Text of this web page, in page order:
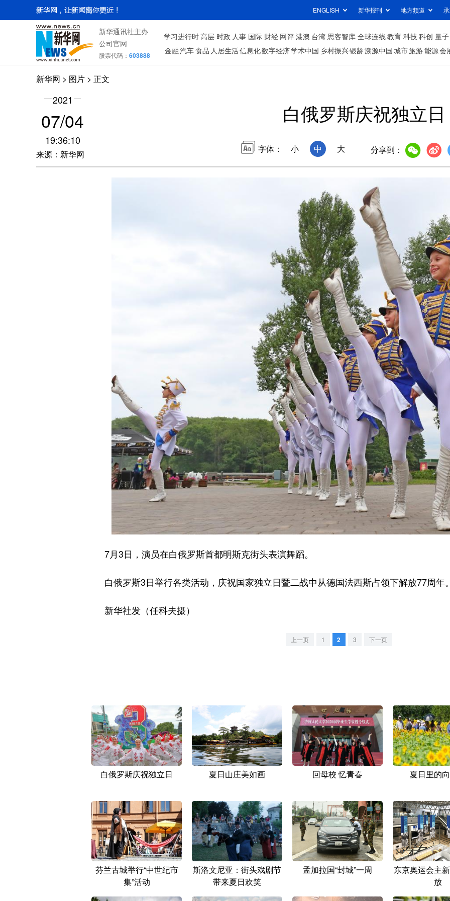
ENGLISH 新华报刊 地方频道
新华通讯社主办
公司官网
股票代码： 603888
学习进行时高层 时政 人事 国际 财经 网评 港澳 台湾 思客智库 全球连线教育 科技科创 量子
金融汽车食品 人居生活信息化数字经济学术中国 乡村振兴银龄溯源中国城市旅游能源会
新华网 > 图片 > 正文
2021
07/04
19:36:10
来源：新华网
白俄罗斯庆祝独立日
字体： 小 中 大 分享到：
7月3日，演员在白俄罗斯首都明斯克街头表演舞蹈。
白俄罗斯3日举行各类活动，庆祝国家独立日暨二战中从德国法西斯占领下解放77周年
新华社发（任科夫摄）
上一页 1 2 3 下一页
白俄罗斯庆祝独立日 夏日山庄美如画 回母校 忆青春 夏日里的
芬兰古城举行“中世纪市
集”活动
斯洛文尼亚：街头戏剧节
带来夏日欢笑
孟加拉国“封城”一周
东京奥运会主
放